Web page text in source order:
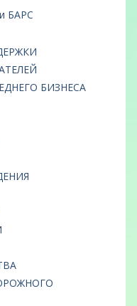
БАРС
БИЗНЕСА